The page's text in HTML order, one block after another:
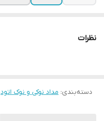
نظرات
دسته‌بندی: مداد نوکی و نوک اتود